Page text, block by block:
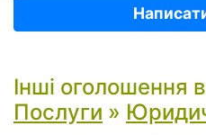
Інші оголошення в
Послуги »